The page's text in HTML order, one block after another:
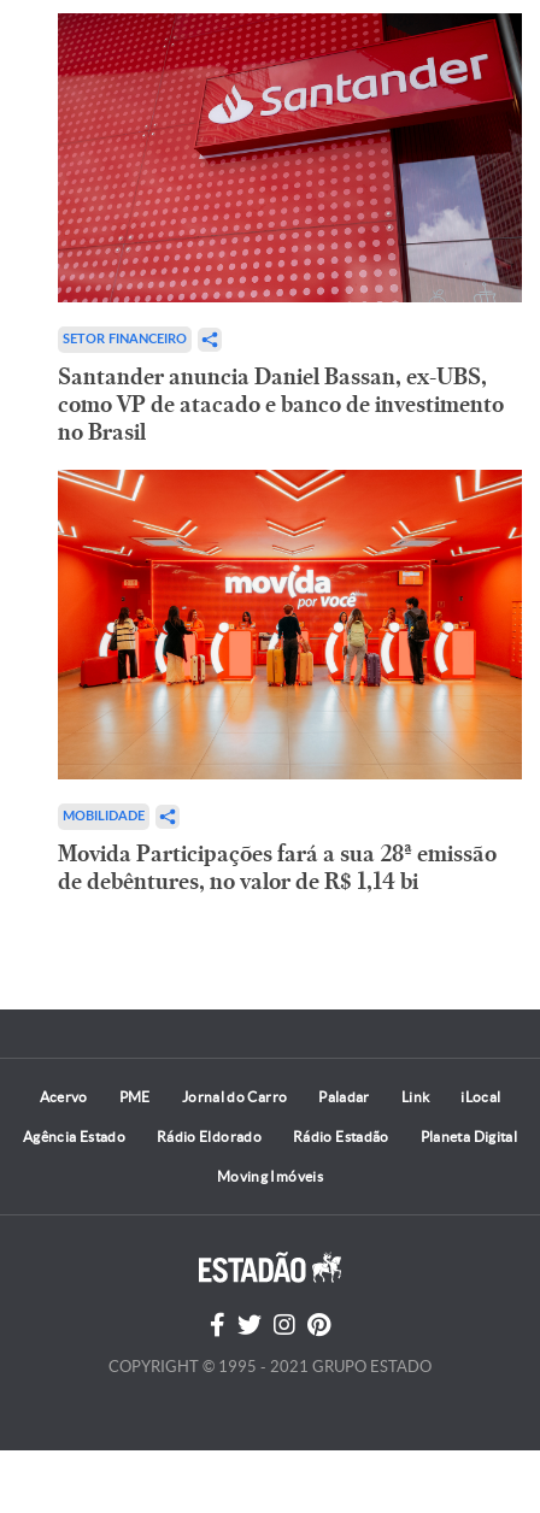
SETOR FINANCEIRO
Santander anuncia Daniel Bassan, ex-UBS,
como VP de atacado e banco de investimento
no Brasil
MOBILIDADE
Movida Participações fará a sua 28ª emissão
de debêntures, no valor de R$ 1,14 bi
Acervo PME Jornal do Carro Paladar Link iLocal
Agência Estado Rádio Eldorado Rádio Estadão Planeta Digital
Moving Imóveis
COPYRIGHT © 1995 - 2021 GRUPO ESTADO